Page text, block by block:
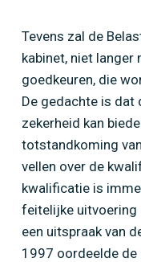
Tevens zal de
kabinet, niet
goedkeuren, die
De gedachte is dat
zekerheid kan
totstandkoming
vellen over de
kwalificatie is
feitelijke uitvoering
een uitspraak van
1997 oordeelde de